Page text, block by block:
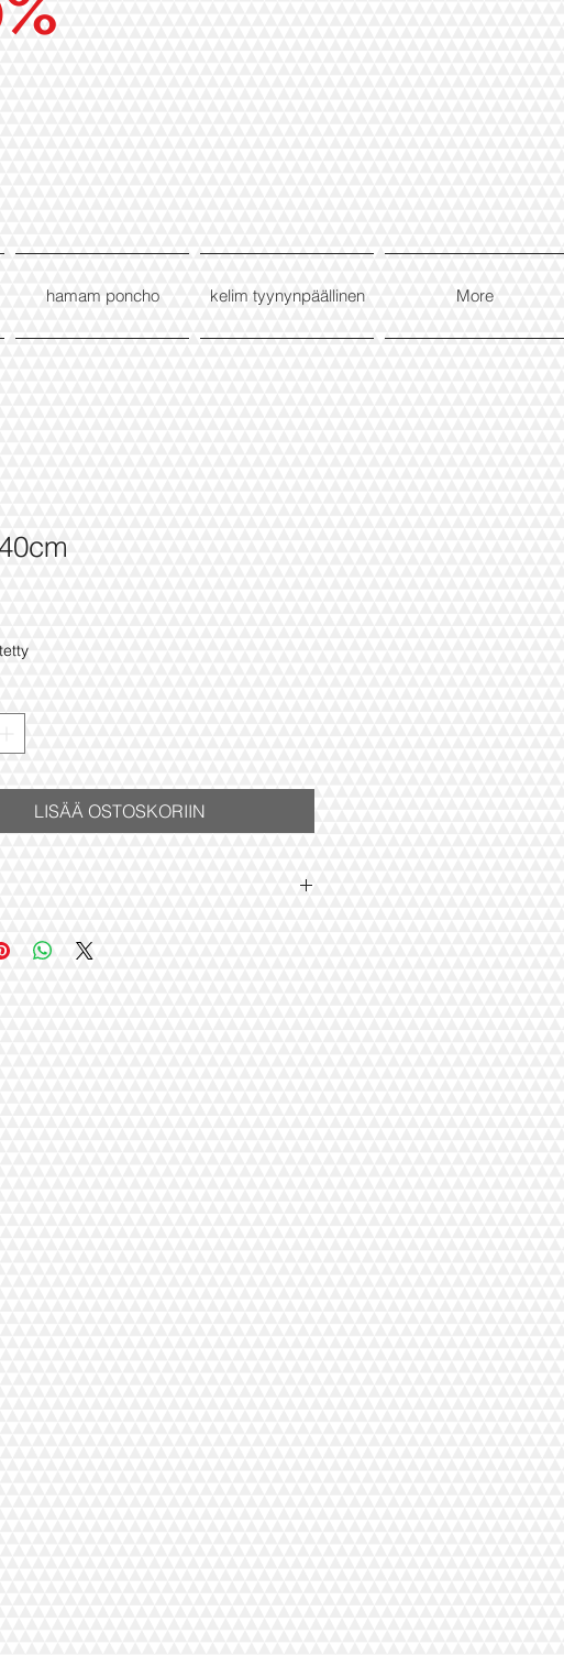
hamam poncho kelim tyynynpäällinen More
LISÄÄ OSTOSKORIIN
vintage kelim tyynynpäällinen